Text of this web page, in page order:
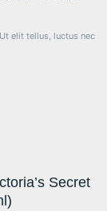
elit tellus, luctus nec
Secret